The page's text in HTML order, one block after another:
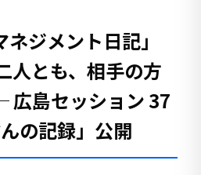
ジメント日記」
人とも、相手の方
島セッション 37
の記録」公開